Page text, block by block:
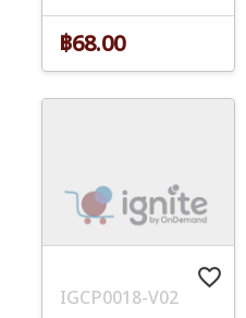
฿68.00
favorite_border
IGCP0018-V02